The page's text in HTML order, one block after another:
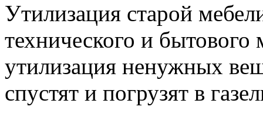
Утилизация старой
технического и
утилизация ненужных
спустят и погрузят в